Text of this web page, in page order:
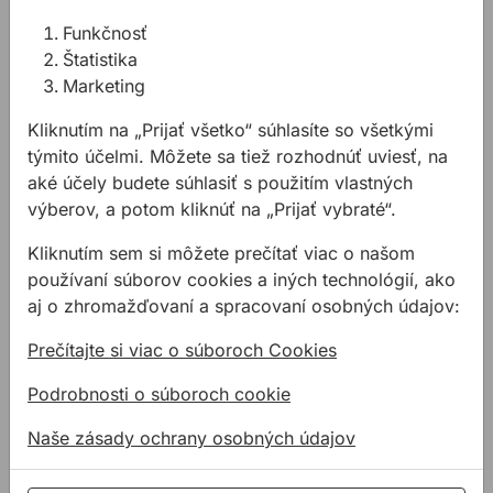
Vežový vodojem
Stavba s vyhliadkovou
nasadzovacia fasáda s
ohýbaným sklom.
Prízemná stĺpikovo-
priečková segmentová
fasáda odklonená od
zvislej roviny. Účelová
mangánu z vodovodnej
siete Turnovska (ČR).
Churchill Square
objekt E
Churchill Square objekt E
zahŕňa systémové
hliníkové profily, a to ako
pre stĺpikovo-priečkovú,
fasádu, ktoré sú opatrené
vypaľovanou farbou
RAL9004. Obkladové
Funkčnosť
Štatistika
Marketing
Kliknutím na „Prijať všetko“ súhlasíte so všetkými
týmito účelmi. Môžete sa tiež rozhodnúť uviesť, na
aké účely budete súhlasiť s použitím vlastných
výberov, a potom kliknúť na „Prijať vybraté“.
Kliknutím sem si môžete prečítať viac o našom
používaní súborov cookies a iných technológií, ako
aj o zhromažďovaní a spracovaní osobných údajov:
Prečítajte si viac o súboroch Cookies
Podrobnosti o súboroch cookie
Naše zásady ochrany osobných údajov